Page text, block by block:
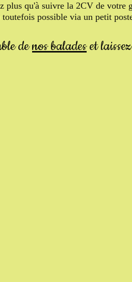
plus qu'à suivre la 2CV de votre
possible via un petit
denos baladeset